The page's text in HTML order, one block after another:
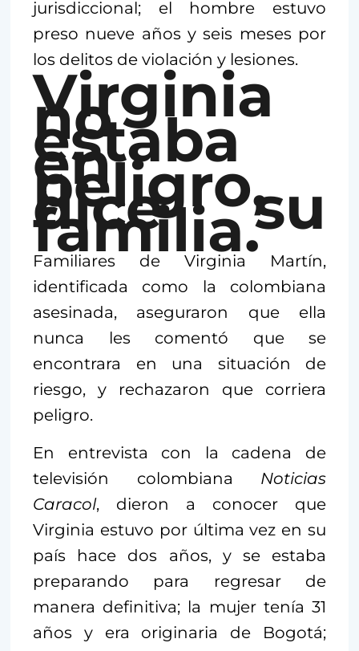
jurisdiccional; el hombre estuvo
preso nueve años y seis meses por
los delitos de violación y lesiones.
Virginia
no
estaba
en
peligro,
dice su
familia.
Familiares de Virginia Martín,
identificada como la colombiana
asesinada, aseguraron que ella
nunca les comentó que se
encontrara en una situación de
riesgo, y rechazaron que corriera
peligro.
En entrevista con la cadena de
televisión colombiana Noticias
Caracol, dieron a conocer que
Virginia estuvo por última vez en su
país hace dos años, y se estaba
preparando para regresar de
manera definitiva; la mujer tenía 31
años y era originaria de Bogotá;